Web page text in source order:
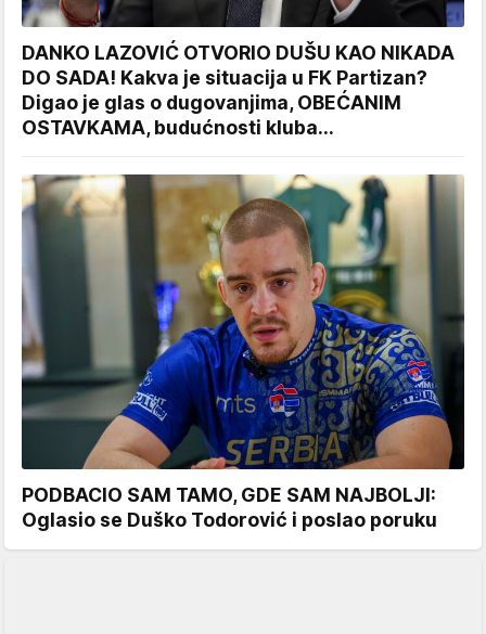
DANKO LAZOVIĆ OTVORIO DUŠU KAO NIKADA
DO SADA! Kakva je situacija u FK Partizan?
Digao je glas o dugovanjima, OBEĆANIM
OSTAVKAMA, budućnosti kluba...
PODBACIO SAM TAMO, GDE SAM NAJBOLJI:
Oglasio se Duško Todorović i poslao poruku